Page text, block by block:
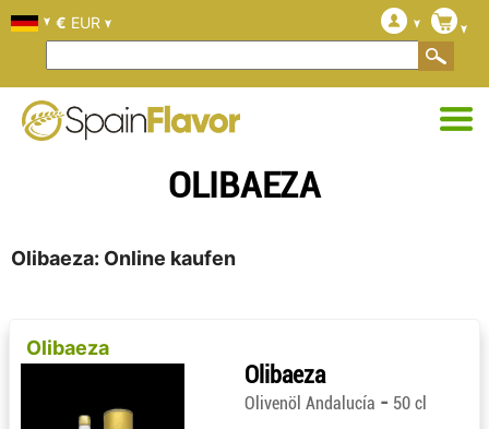
OLIBAEZA
Olibaeza: Online kaufen
Olibaeza
Olibaeza
Olivenöl Andalucía - 50 cl
€ EUR